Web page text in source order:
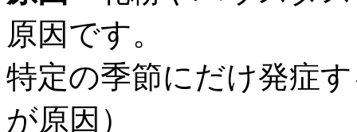
原因です。
特定の季節にだけ発症
が原因）